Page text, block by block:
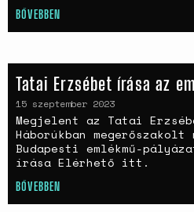
BŐVEBBEN
Tatai Erzsébet írása az
15 szeptember 2023
Megjelent az Tatai
Háborúkban megerőszakolt
Budapesti emlékmű-
írása Elérhető itt.
BŐVEBBEN